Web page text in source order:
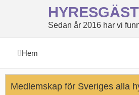
Sedan år 2016 har vi
Hem
Medlemskap för Sveriges alla